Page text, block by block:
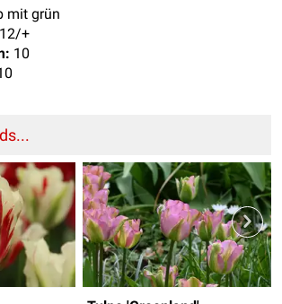
mit grün
12/+
10